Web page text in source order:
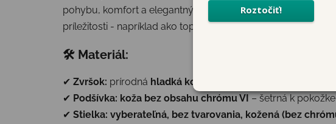
pohybu, komfort a elegantný vzhľad. Vďaka kvalitným
príležitosti - napríklad ako topánky na 1. sväté prijímanie.
🛠 Materiál:
✔ Zvršok: prírodná hladká koža
✔ Podšívka: koža bez obsahu chrómu VI– šetrná k pokožke
✔ Stielka: vyberateľná, bez tvarovania, kožená (bez